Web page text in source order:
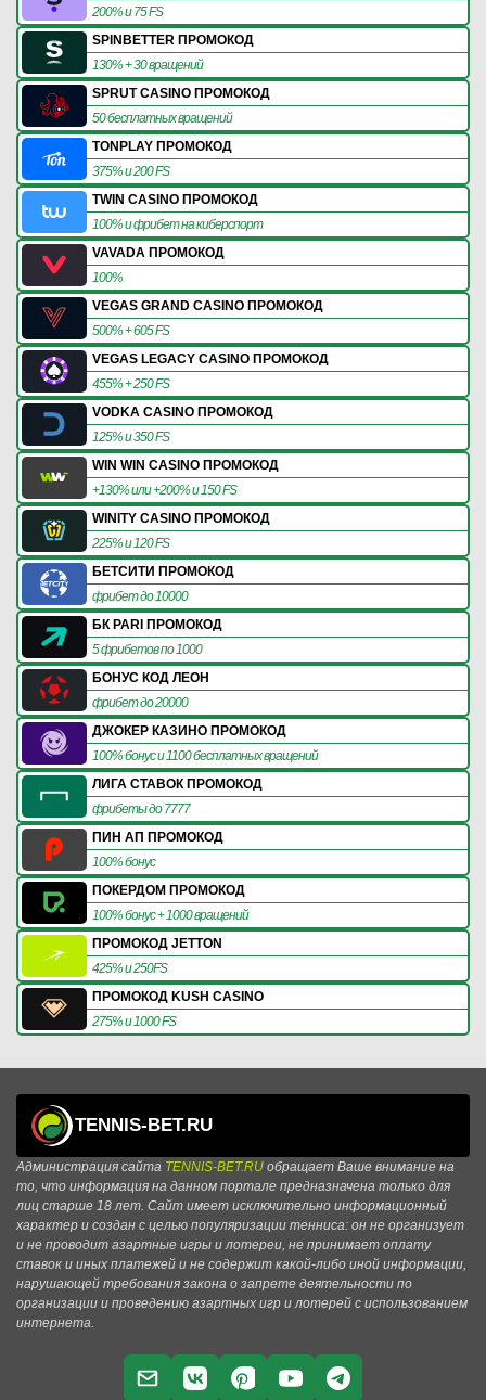
200% и 75 FS
SPINBETTER ПРОМОКОД
130% + 30 вращений
SPRUT CASINO ПРОМОКОД
50 бесплатных вращений
TONPLAY ПРОМОКОД
375% и 200 FS
TWIN CASINO ПРОМОКОД
100% и фрибет на киберспорт
VAVADA ПРОМОКОД
100%
VEGAS GRAND CASINO ПРОМОКОД
500% + 605 FS
VEGAS LEGACY CASINO ПРОМОКОД
455% + 250 FS
VODKA CASINO ПРОМОКОД
125% и 350 FS
WIN WIN CASINO ПРОМОКОД
+130% или +200% и 150 FS
WINITY CASINO ПРОМОКОД
225% и 120 FS
БЕТСИТИ ПРОМОКОД
фрибет до 10000
БК PARI ПРОМОКОД
5 фрибетов по 1000
БОНУС КОД ЛЕОН
фрибет до 20000
ДЖОКЕР КАЗИНО ПРОМОКОД
100% бонус и 1100 бесплатных вращений
ЛИГА СТАВОК ПРОМОКОД
фрибеты до 7777
ПИН АП ПРОМОКОД
100% бонус
ПОКЕРДОМ ПРОМОКОД
100% бонус + 1000 вращений
ПРОМОКОД JETTON
425% и 250FS
ПРОМОКОД KUSH CASINO
275% и 1000 FS
TENNIS-BET.RU
Администрация сайта TENNIS-BET.RU обращает Ваше внимание на
то, что информация на данном портале предназначена только для
лиц старше 18 лет. Сайт имеет исключительно информационный
характер и создан с целью популяризации тенниса: он не организует
и не проводит азартные игры и лотереи, не принимает оплату
ставок и иных платежей и не содержит какой-либо иной информации,
нарушающей требования закона о запрете деятельности по
организации и проведению азартных игр и лотерей с использованием
интернета.